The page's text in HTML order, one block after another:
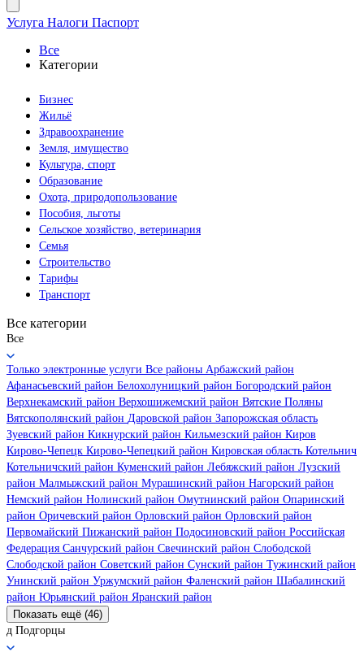
Услуга Налоги Паспорт
Все
Категории
Бизнес
Жильё
Здравоохранение
Земля, имущество
Культура, спорт
Образование
Охота, природопользование
Пособия, льготы
Сельское хозяйство, ветеринария
Семья
Строительство
Тарифы
Транспорт
Все категории
Все
Только электронные услуги Все районы Арбажский район
Афанасьевский район Белохолуницкий район Богородский район
Верхнекамский район Верхошижемский район Вятские Поляны
Вятскополянский район Даровской район Запорожская область
Зуевский район Кикнурский район Кильмезский район Киров
Кирово-Чепецк Кирово-Чепецкий район Кировская область Котельнич
Котельничский район Куменский район Лебяжский район Лузский
район Малмыжский район Мурашинский район Нагорский район
Немский район Нолинский район Омутнинский район Опаринский
район Оричевский район Орловский район Орловский район
Первомайский Пижанский район Подосиновский район Российская
Федерация Санчурский район Свечинский район Слободской
Слободской район Советский район Сунский район Тужинский район
Унинский район Уржумский район Фаленский район Шабалинский
район Юрьянский район Яранский район
Показать ещё (46)
д Подгорцы